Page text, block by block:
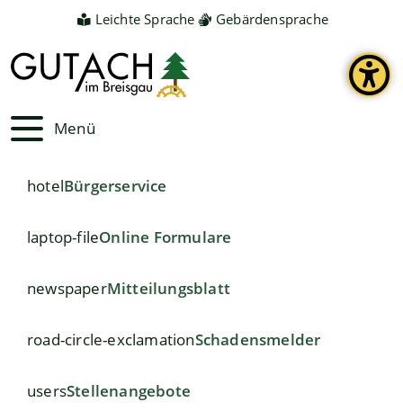
Leichte Sprache Gebärdensprache
Menü
hotelBürgerservice
laptop-fileOnline Formulare
newspaperMitteilungsblatt
road-circle-exclamationSchadensmelder
usersStellenangebote